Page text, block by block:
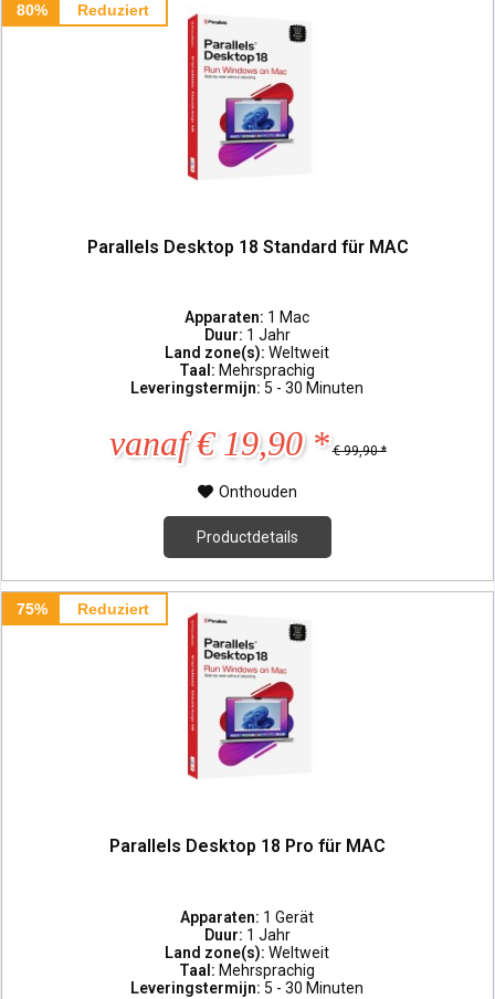
80% Reduziert
Parallels Desktop 18 Standard für MAC
Apparaten: 1 Mac
Duur: 1 Jahr
Land zone(s):Weltweit
Taal: Mehrsprachig
Leveringstermijn: 5 - 30 Minuten
vanaf € 19,90 * € 99,90 *
Onthouden
Productdetails
75% Reduziert
Parallels Desktop 18 Pro für MAC
Apparaten: 1 Gerät
Duur: 1 Jahr
Land zone(s):Weltweit
Taal: Mehrsprachig
Leveringstermijn: 5 - 30 Minuten